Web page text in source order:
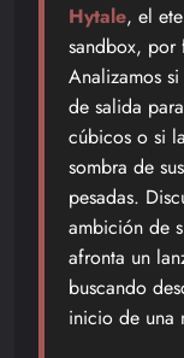
Hytale, el
sandbox, por
Analizamos
de salida
cúbicos o si
sombra de
pesadas.
ambición de
afronta un
buscando
inicio de una